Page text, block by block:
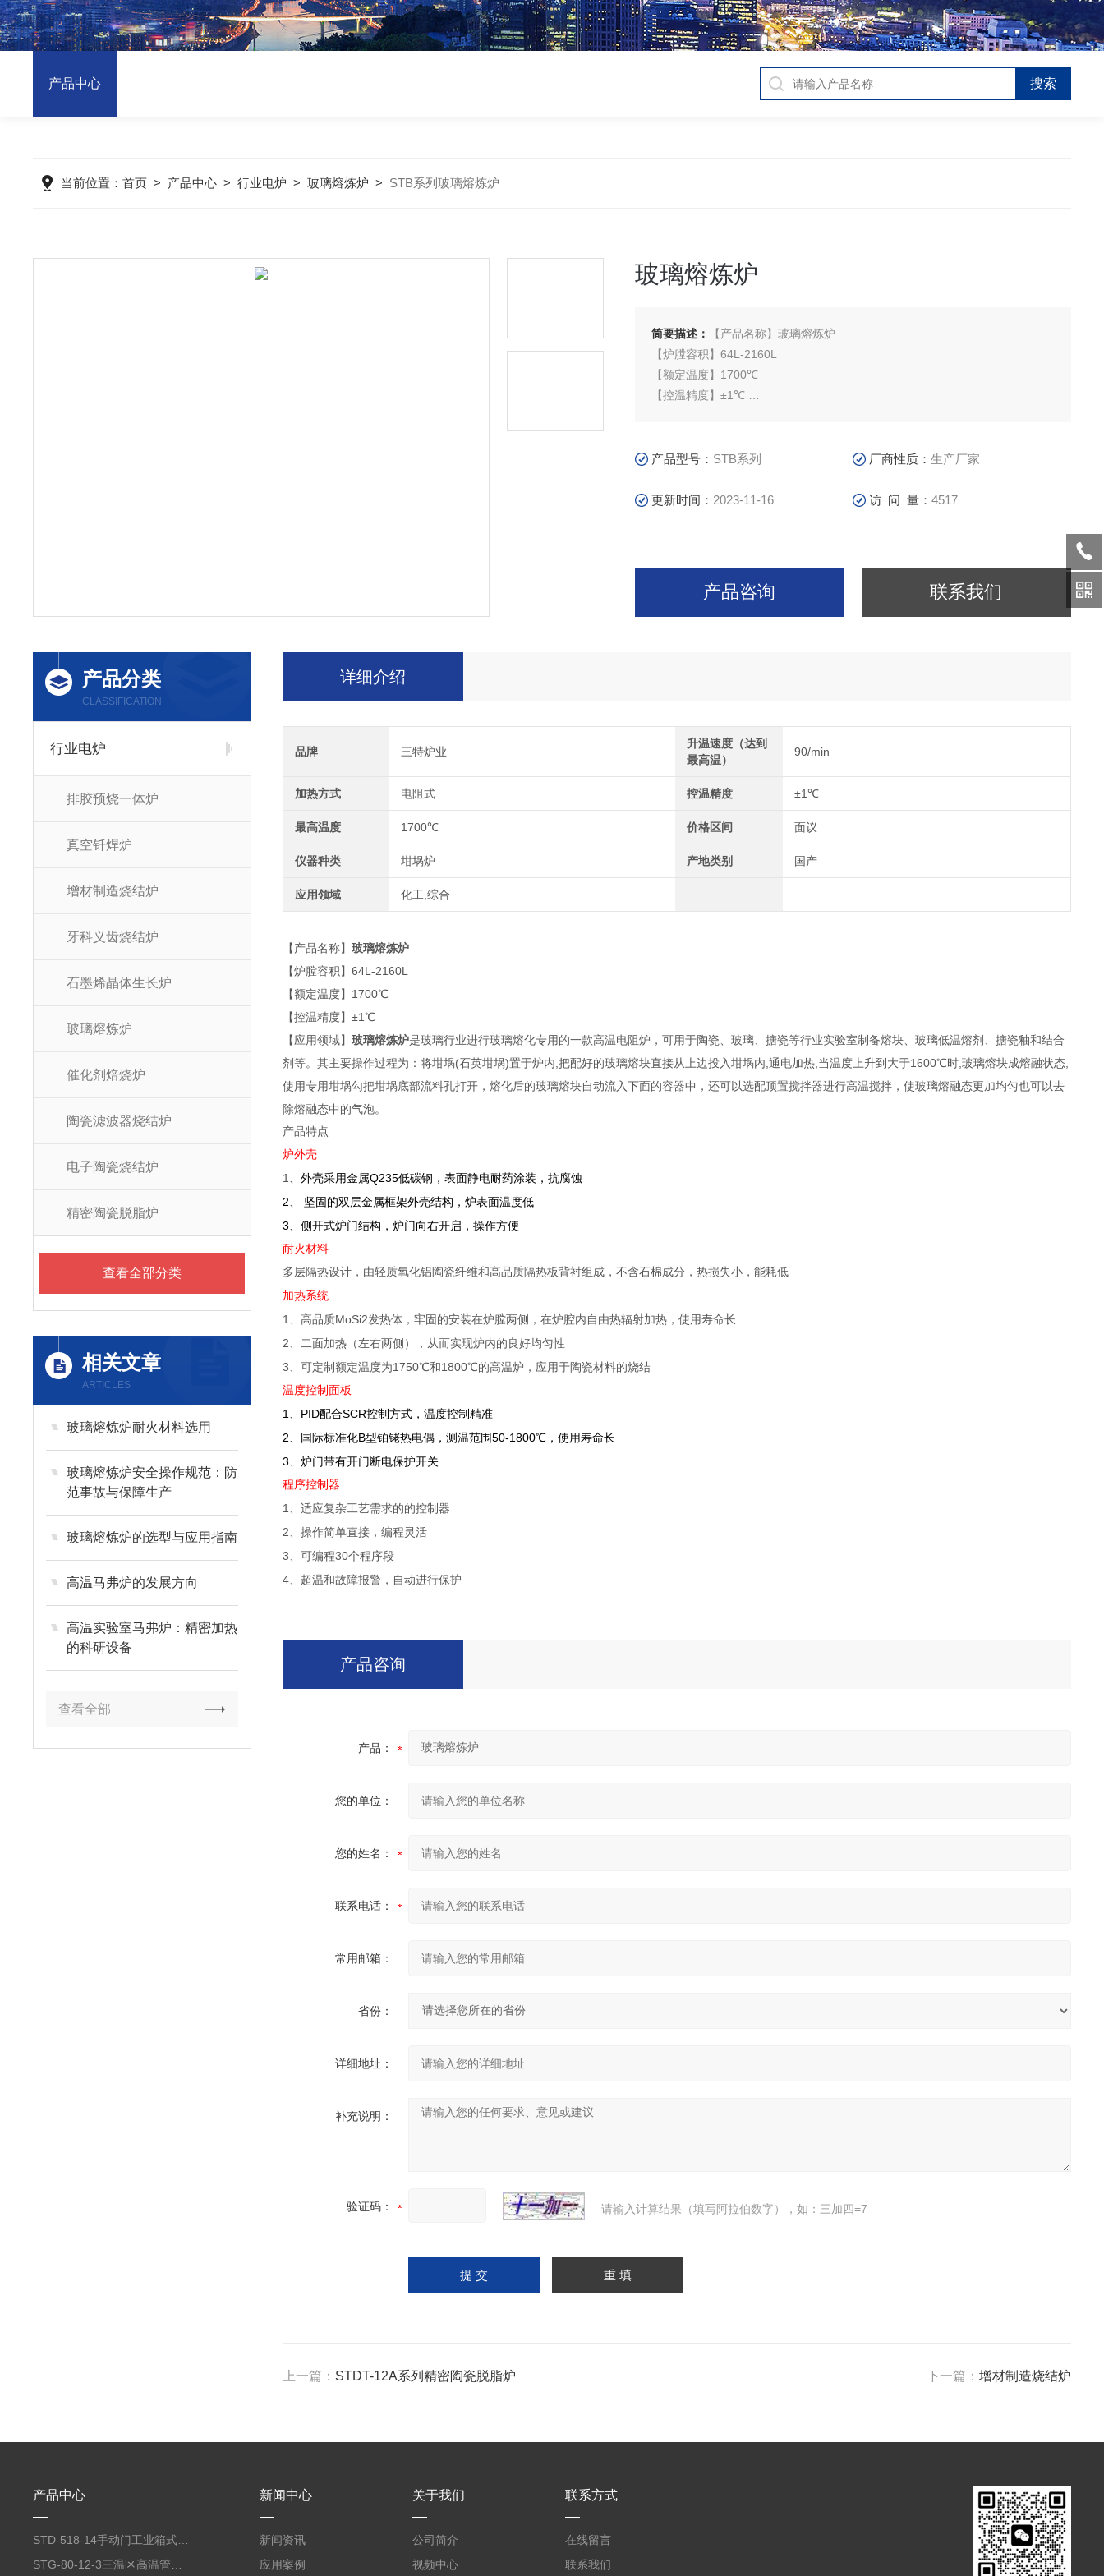
产品中心
当前位置：首页 > 产品中心 >行业电炉 >玻璃熔炼炉 > STB系列玻璃熔炼炉
玻璃熔炼炉
简要描述：
【产品名称】玻璃熔炼炉
【炉膛容积】64L-2160L
【额定温度】1700℃
【控温精度】±1℃
等。
产品型号： STB系列 厂商性质：生产厂家
更新时间： 2023-11-16 访 问 量：4517
产品咨询 联系我们
产品分类
CLASSIFICATION
行业电炉
排胶预烧一体炉
真空钎焊炉
增材制造烧结炉
牙科义齿烧结炉
石墨烯晶体生长炉
玻璃熔炼炉
催化剂焙烧炉
陶瓷滤波器烧结炉
电子陶瓷烧结炉
精密陶瓷脱脂炉
查看全部分类
相关文章
ARTICLES
玻璃熔炼炉耐火材料选用
玻璃熔炼炉安全操作规范：防
范事故与保障生产
玻璃熔炼炉的选型与应用指南
高温马弗炉的发展方向
高温实验室马弗炉：精密加热
的科研设备
查看全部
详细介绍
品牌 三特炉业
升温速度（达到
最高温）
90/min
加热方式 电阻式 控温精度 ±1℃
最高温度 1700℃ 价格区间 面议
仪器种类 坩埚炉 产地类别 国产
应用领域 化工,综合
【产品名称】 玻璃熔炼炉
【炉膛容积】64L-2160L
【额定温度】1700℃
【控温精度】±1℃
【应用领域】 玻璃熔炼炉是玻璃行业进行玻璃熔化专用的一款高温电阻炉，可用于陶瓷、玻璃、搪瓷等行业实验室制备熔块、玻璃低温熔剂、搪瓷釉和结合
剂等。其主要操作过程为：将坩埚(石英坩埚)置于炉内,把配好的玻璃熔块直接从上边投入坩埚内,通电加热,当温度上升到大于1600℃时,玻璃熔块成熔融状态,
使用专用坩埚勾把坩埚底部流料孔打开，熔化后的玻璃熔块自动流入下面的容器中，还可以选配顶置搅拌器进行高温搅拌，使玻璃熔融态更加均匀也可以去
除熔融态中的气泡。
产品特点
炉外壳
1 、外壳采用金属Q235低碳钢，表面静电耐药涂装，抗腐蚀
2、 坚固的双层金属框架外壳结构，炉表面温度低
3、侧开式炉门结构，炉门向右开启，操作方便
耐火材料
多层隔热设计，由轻质氧化铝陶瓷纤维和高品质隔热板背衬组成，不含石棉成分，热损失小，能耗低
加热系统
1 、高品质MoSi2发热体， 牢固的安装在炉膛两侧 ，在炉腔内自由热辐射加热，使用寿命长
2、二面加热（左右两侧），从而实现炉内的良好均匀性
3、可定制额定温度为1750℃和 1800℃的高温炉，应用于陶瓷材料的烧结
温度控制面板
1、 PID配合SCR控制方式，温度控制精准
2、国际标准化B型铂铑热电偶，测温范围 50-1800℃，使用寿命长
3、炉门带有开门断电保护开关
程序控制器
1 、适应复杂工艺需求的的控制器
2、操作简单直接，编程灵活
3、可编程30个程序段
4、超温和故障报警，自动进行保护
产品咨询
产品：
您的单位：
您的姓名：
联系电话：
常用邮箱：
省份：
详细地址：
补充说明：
验证码： 请输入计算结果（填写阿拉伯数字），如：三加四=7
上一篇： STDT-12A系列精密陶瓷脱脂炉 下一篇： 增材制造烧结炉
产品中心 新闻中心
新闻资讯
应用案例
关于我们
公司简介
视频中心
联系方式
在线留言
联系我们